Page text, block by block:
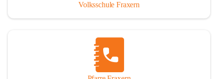
Volksschule Fraxern